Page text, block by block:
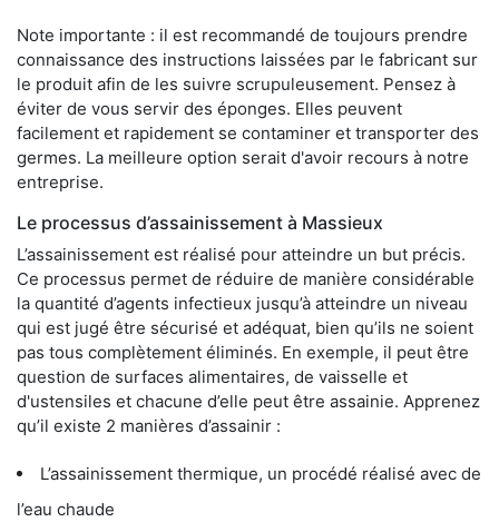
Note importante : il est recommandé de toujours prendre
connaissance des instructions laissées par le fabricant sur
le produit afin de les suivre scrupuleusement. Pensez à
éviter de vous servir des éponges. Elles peuvent
facilement et rapidement se contaminer et transporter des
germes. La meilleure option serait d'avoir recours à notre
entreprise.
Le processus d’assainissement à Massieux
L’assainissement est réalisé pour atteindre un but précis.
Ce processus permet de réduire de manière considérable
la quantité d’agents infectieux jusqu’à atteindre un niveau
qui est jugé être sécurisé et adéquat, bien qu’ils ne soient
pas tous complètement éliminés. En exemple, il peut être
question de surfaces alimentaires, de vaisselle et
d'ustensiles et chacune d’elle peut être assainie. Apprenez
qu’il existe 2 manières d’assainir :
L’assainissement thermique, un procédé réalisé avec de
l’eau chaude